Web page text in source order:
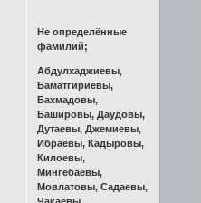
Не определённые
фамилий;
Абдулхаджиевы,
Баматгириевы,
Бахмадовы,
Башировы, Даудовы,
Дутаевы, Джемиевы,
Ибраевы, Кадыровы,
Килоевы,
Мингебаевы,
Мовлатовы, Садаевы,